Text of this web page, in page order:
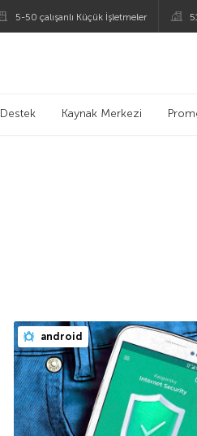
5-50 çalışanlı Küçük İşletmeler
Destek Kaynak Merkezi
android